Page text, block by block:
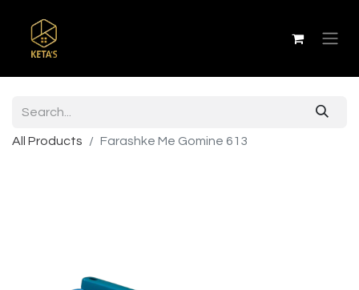
All Products Farashke Me Gomine 613